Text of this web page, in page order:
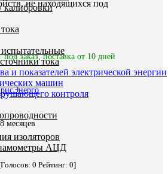
калибровки
тока
и показателей электрической энергии
машин
контроля
изоляторов
АЦД
не находящихся под
под заказ, поставка от 10 дней
месяцев
0 Рейтинг: 0]